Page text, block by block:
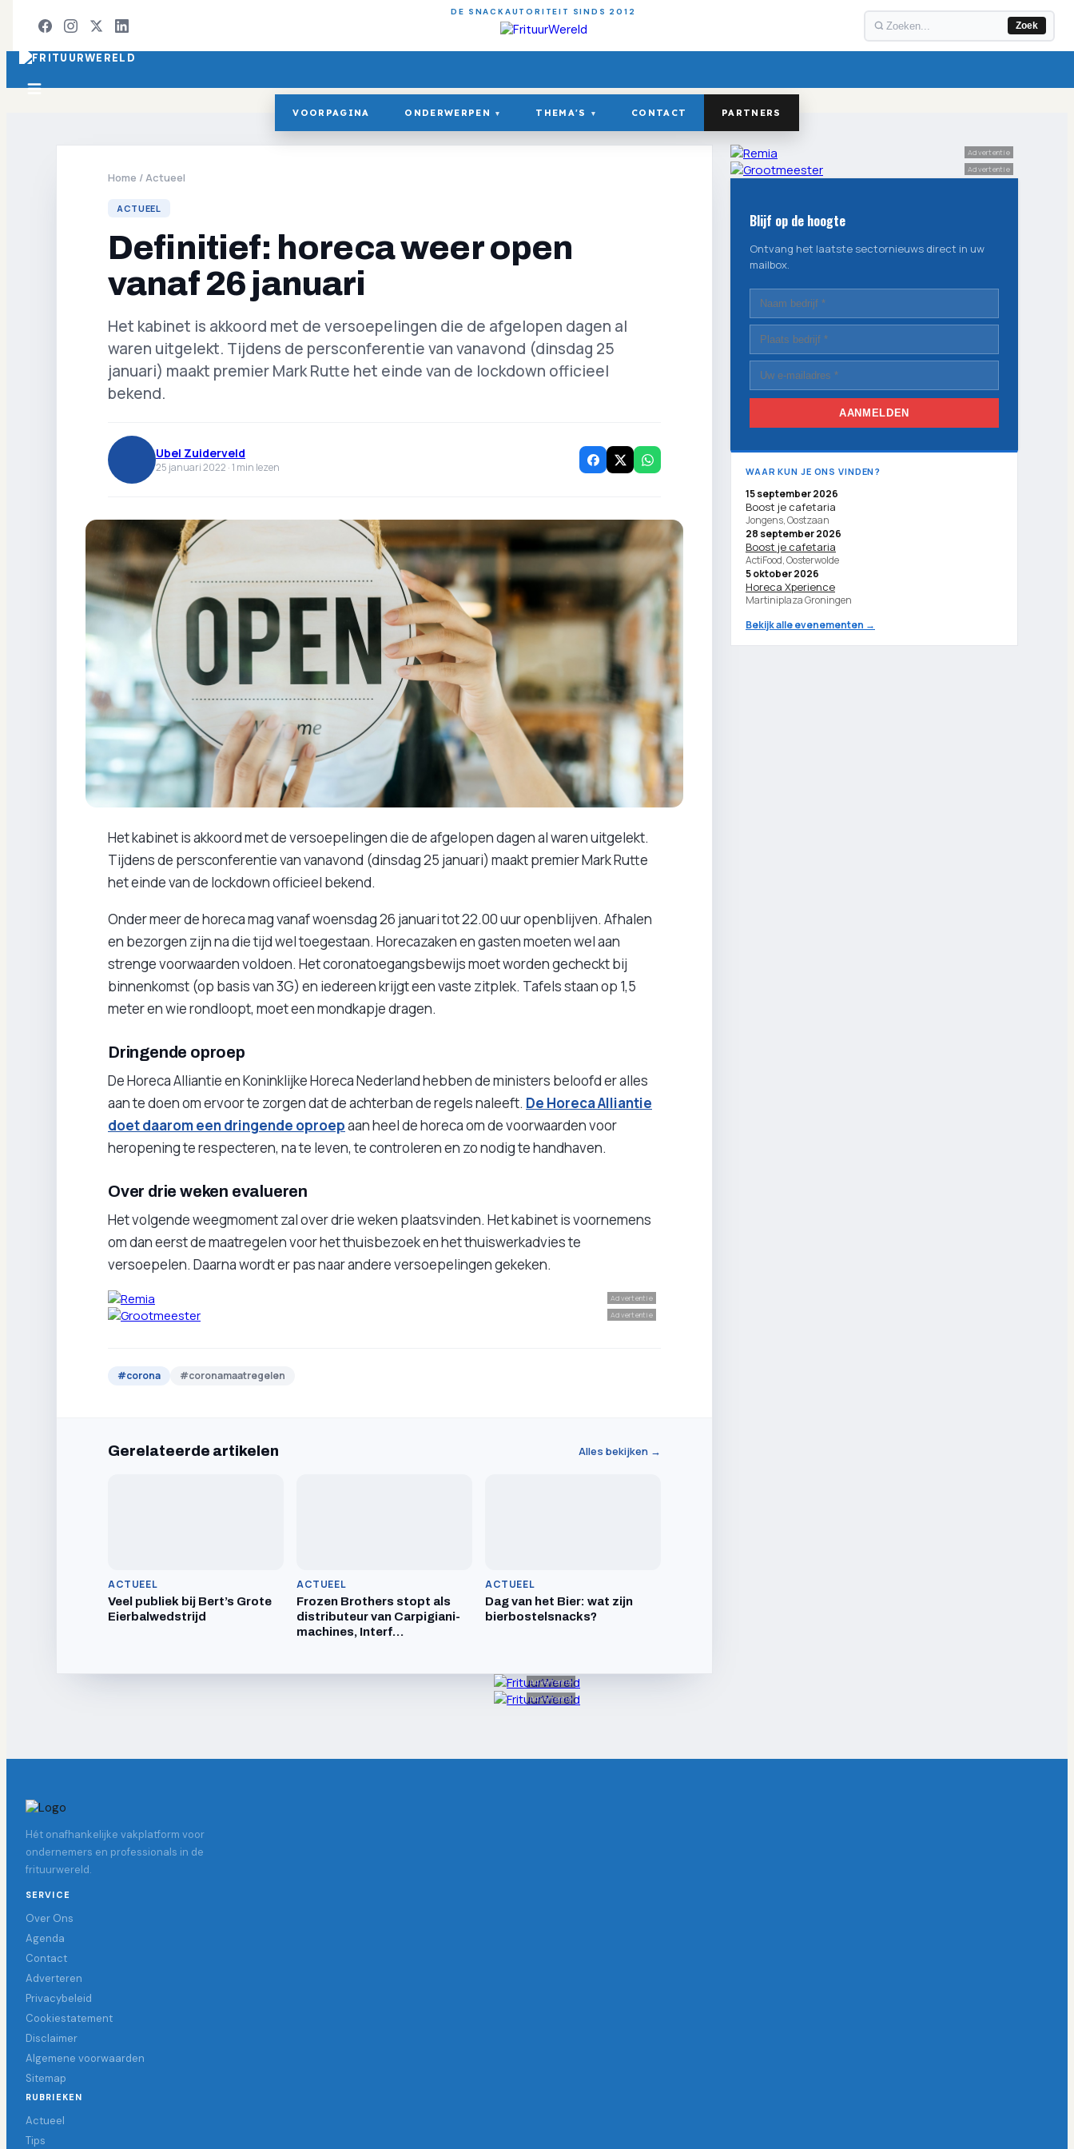
DE SNACKAUTORITEIT SINDS 2012
Zoek
VOORPAGINA ONDERWERPEN ▾ THEMA'S ▾ CONTACT PARTNERS
Home /Actueel
ACTUEEL
Definitief: horeca weer open
vanaf 26 januari
Het kabinet is akkoord met de versoepelingen die de afgelopen dagen al
waren uitgelekt. Tijdens de persconferentie van vanavond (dinsdag 25
januari) maakt premier Mark Rutte het einde van de lockdown officieel
bekend.
Ubel Zuiderveld
25 januari 2022 ·1 min lezen
Het kabinet is akkoord met de versoepelingen die de afgelopen dagen al waren uitgelekt.
Tijdens de persconferentie van vanavond (dinsdag 25 januari) maakt premier Mark Rutte
het einde van de lockdown officieel bekend.
Onder meer de horeca mag vanaf woensdag 26 januari tot 22.00 uur openblijven. Afhalen
en bezorgen zijn na die tijd wel toegestaan. Horecazaken en gasten moeten wel aan
strenge voorwaarden voldoen. Het coronatoegangsbewijs moet worden gecheckt bij
binnenkomst (op basis van 3G) en iedereen krijgt een vaste zitplek. Tafels staan op 1,5
meter en wie rondloopt, moet een mondkapje dragen.
Dringende oproep
De Horeca Alliantie en Koninklijke Horeca Nederland hebben de ministers beloofd er alles
aan te doen om ervoor te zorgen dat de achterban de regels naleeft. De Horeca Alliantie
doet daarom een dringende oproepaan heel de horeca om de voorwaarden voor
heropening te respecteren, na te leven, te controleren en zo nodig te handhaven.
Over drie weken evalueren
Het volgende weegmoment zal over drie weken plaatsvinden. Het kabinet is voornemens
om dan eerst de maatregelen voor het thuisbezoek en het thuiswerkadvies te
versoepelen. Daarna wordt er pas naar andere versoepelingen gekeken.
Advertentie
Advertentie
#corona #coronamaatregelen
Gerelateerde artikelen Alles bekijken →
ACTUEEL
Veel publiek bij Bert’s Grote
Eierbalwedstrijd
ACTUEEL
Frozen Brothers stopt als
distributeur van Carpigiani-
machines, Interf…
ACTUEEL
Dag van het Bier: wat zijn
bierbostelsnacks?
Advertentie
Advertentie
Blijf op de hoogte
Ontvang het laatste sectornieuws direct in uw
mailbox.
AANMELDEN
WAAR KUN JE ONS VINDEN?
15 september 2026
Boost je cafetaria
Jongens, Oostzaan
28 september 2026
Boost je cafetaria
ActiFood, Oosterwolde
5 oktober 2026
Horeca Xperience
Martiniplaza Groningen
Bekijk alle evenementen →
Advertentie
Advertentie
Hét onafhankelijke vakplatform voor
ondernemers en professionals in de
frituurwereld.
SERVICE
Over Ons
Agenda
Contact
Adverteren
Privacybeleid
Cookiestatement
Disclaimer
Algemene voorwaarden
Sitemap
RUBRIEKEN
Actueel
Tips